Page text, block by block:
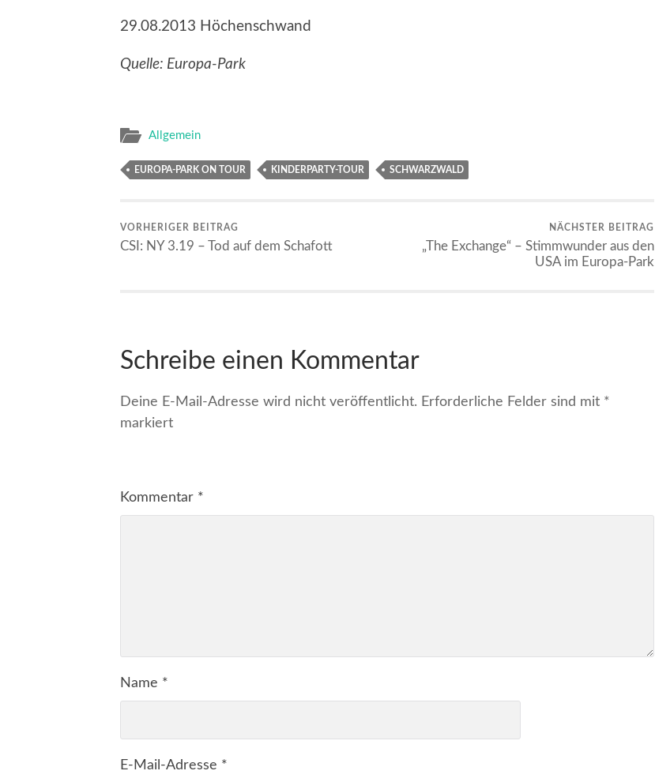
29.08.2013 Höchenschwand
Quelle: Europa-Park
Allgemein
EUROPA-PARK ON TOUR KINDERPARTY-TOUR SCHWARZWALD
VORHERIGER BEITRAG
CSI: NY 3.19 – Tod auf dem Schafott
NÄCHSTER BEITRAG
„The Exchange“ – Stimmwunder aus den
USA im Europa-Park
Schreibe einen Kommentar
Deine E-Mail-Adresse wird nicht veröffentlicht. Erforderliche Felder sind mit *
markiert
Kommentar *
Name *
E-Mail-Adresse *